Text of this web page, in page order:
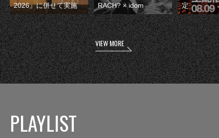
2026』に併せて実施
RACH? × idom
定
VIEW MORE
PLAYLIST